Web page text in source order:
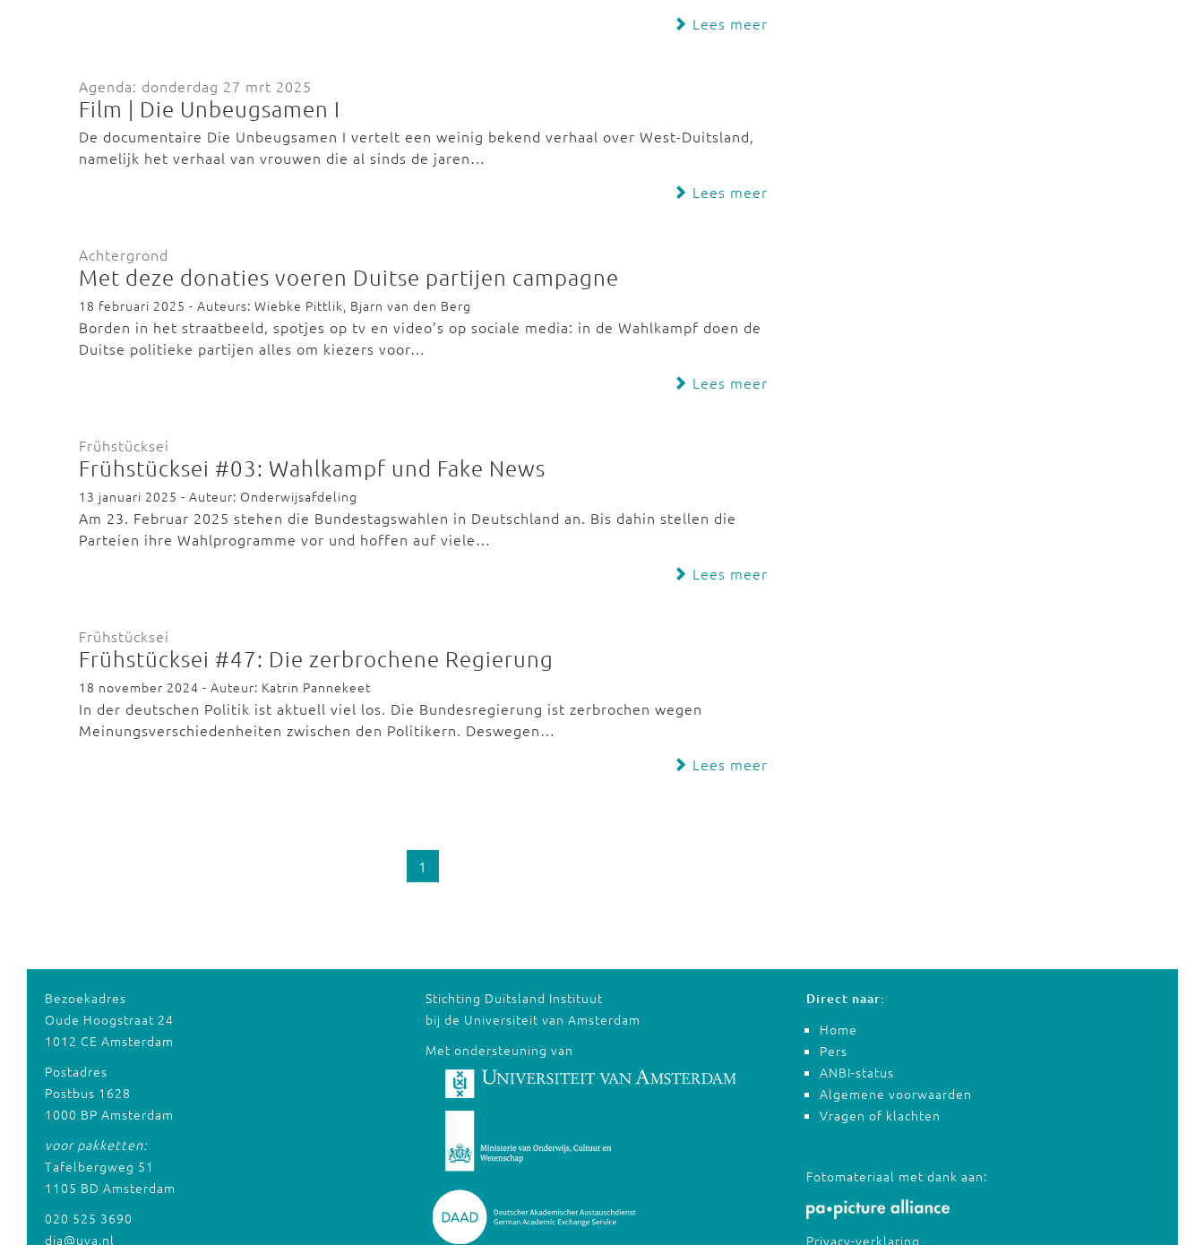
Lees meer
Agenda: donderdag 27 mrt 2025
Film | Die Unbeugsamen I
De documentaire Die Unbeugsamen I vertelt een weinig bekend verhaal over West-Duitsland,
namelijk het verhaal van vrouwen die al sinds de jaren…
Lees meer
Achtergrond
Met deze donaties voeren Duitse partijen campagne
18 februari 2025 - Auteurs: Wiebke Pittlik, Bjarn van den Berg
Borden in het straatbeeld, spotjes op tv en video’s op sociale media: in de Wahlkampf doen de
Duitse politieke partijen alles om kiezers voor…
Lees meer
Frühstücksei
Frühstücksei #03: Wahlkampf und Fake News
13 januari 2025 - Auteur: Onderwijsafdeling
Am 23. Februar 2025 stehen die Bundestagswahlen in Deutschland an. Bis dahin stellen die
Parteien ihre Wahlprogramme vor und hoffen auf viele…
Lees meer
Frühstücksei
Frühstücksei #47: Die zerbrochene Regierung
18 november 2024 - Auteur: Katrin Pannekeet
In der deutschen Politik ist aktuell viel los. Die Bundesregierung ist zerbrochen wegen
Meinungsverschiedenheiten zwischen den Politikern. Deswegen…
Lees meer
1
Bezoekadres
Oude Hoogstraat 24
1012 CE Amsterdam
Postadres
Postbus 1628
1000 BP Amsterdam
voor pakketten:
Tafelbergweg 51
1105 BD Amsterdam
020 525 3690
dia@uva.nl
Stichting Duitsland Instituut
bij de Universiteit van Amsterdam
Met ondersteuning van
Direct naar:
Home
Pers
ANBI-status
Algemene voorwaarden
Vragen of klachten
Fotomateriaal met dank aan:
Privacy-verklaring